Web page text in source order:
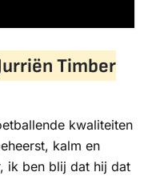
Timber
kwaliteiten
kalm en
ik ben blij dat hij dat